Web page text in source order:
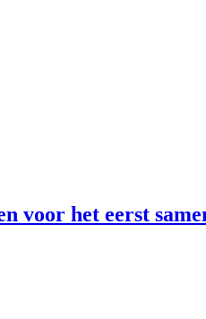
voor het eerst